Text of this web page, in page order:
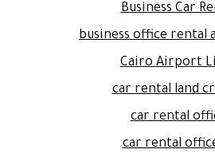
Business Car
business office rental
Cairo Airport
car rental land
car rental
car rental